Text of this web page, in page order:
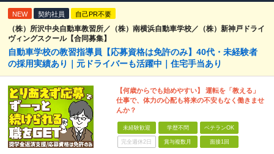
NEW 契約社員 自己PR不要
（株）所沢中央自動車教習所／（株）南横浜自動車学校／（株）新神戸ドライ
ヴィングスクール【合同募集】
自動車学校の教習指導員【応募資格は免許のみ】40代・未経験者
の採用実績あり｜元ドライバーも活躍中｜住宅手当あり
【何歳からでも始めやすい】 運転を「教える」
仕事で、体力の心配も将来の不安もなく働きませ
んか？
未経験歓迎 学歴不問 ベテランOK
完全週休2日 賞与複数月 面接1回